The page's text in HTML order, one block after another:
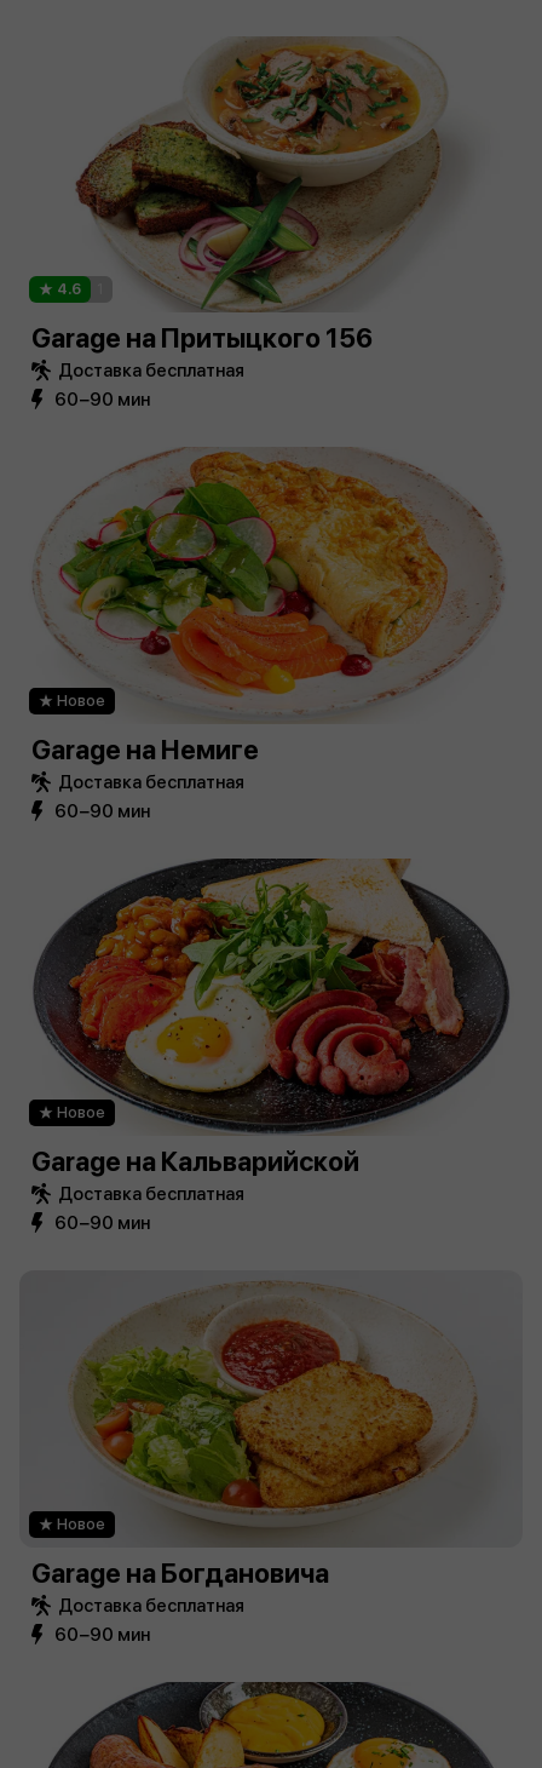
4.6
Garage на Притыцкого 156
Доставка бесплатная
60−90 мин
Новое
Garage на Немиге
Доставка бесплатная
60−90 мин
Новое
Garage на Кальварийской
Доставка бесплатная
60−90 мин
Новое
Garage на Богдановича
Доставка бесплатная
60−90 мин